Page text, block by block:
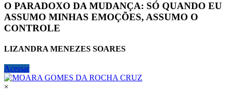
O PARADOXO DA MUDANÇA: SÓ QUANDO EU
ASSUMO MINHAS EMOÇÕES, ASSUMO O
CONTROLE
LIZANDRA MENEZES SOARES
Acessar
×